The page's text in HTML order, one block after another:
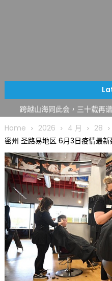
筝声与琴韵交汇：刘励(Li
跨越山海同此会，三十载再
圆满举行
圣路易龙舟俱乐部5月16日龙
趣 + 水上竞速魅力
三十二载跨越时空的相逢
执掌密苏里植物园近四十年
合作 Peter Raven 博士逝世
一晃三十年，初夏又相逢。
园“中华日三十周年特别报道
筝声与琴韵交汇：刘励(Li
与钢琴的精彩对话
Home 2026 4 月
28
密州 圣路易地区 6月3日疫情最新